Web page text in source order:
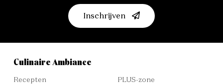
Inschrijven
Culinaire Ambiance
Recepten
PLUS-zone